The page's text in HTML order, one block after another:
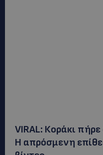
VIRAL: Κοράκι
Η απρόσμενη